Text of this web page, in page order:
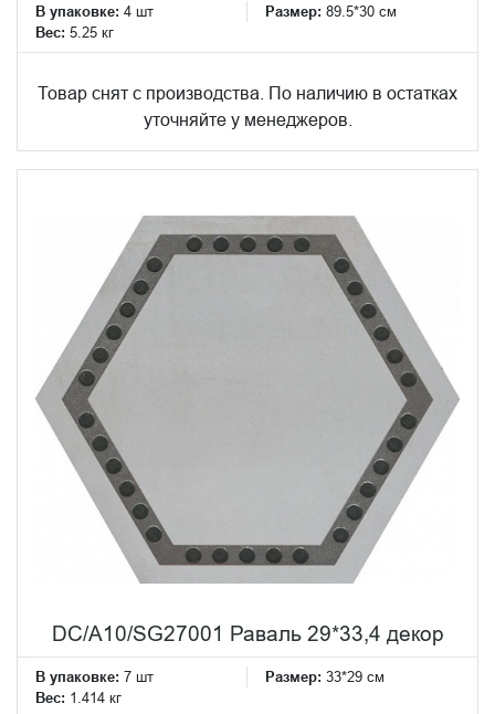
В упаковке: 4 шт Размер: 89.5*30 см
Вес: 5.25 кг
Товар снят с производства. По наличию в остатках
уточняйте у менеджеров.
DC/A10/SG27001 Раваль 29*33,4 декор
В упаковке: 7 шт Размер: 33*29 см
Вес: 1.414 кг